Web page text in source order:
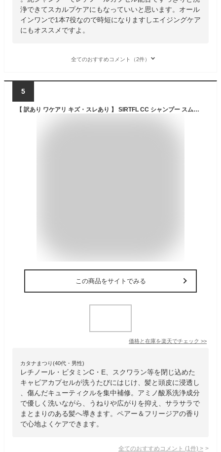
浄できてスカルプケアにもなっていいと思います。オール
インワンで1本7役なので時短になりますしエイジングケア
にもオススメですよ。
全てのおすすめコメント（2件）
5
【 訳あり ワケアリ キズ・スレあり 】 SIRTFL CC シャンプー スムース 320mL ( 詰め替え )[ ペアー＆フリージアの香り ]/ サートフル レチノール ビタミンC スクワラン ビタミンE アミノ酸 アミノ酸系 うねり 広がりを抑える ごわつき さらさら サラサラ
この商品をサイトでみる
価格と在庫を楽天でチェック >>
カタナまつり(40代・男性)
レチノール・ビタミンC・E、スクワラン等を閉じ込めた
キャビアカプセルが洗うたびにはじけ、髪と頭皮に浸透し
、傷んだキューティクルを集中補修。アミノ酸系洗浄成分
で優しく洗いながら、うねりや広がりを抑え、サラサラで
まとまりのある髪へ導きます。ペアー＆フリージアの香り
で心地よくケアできます。
全てのおすすめコメント (1 件) >